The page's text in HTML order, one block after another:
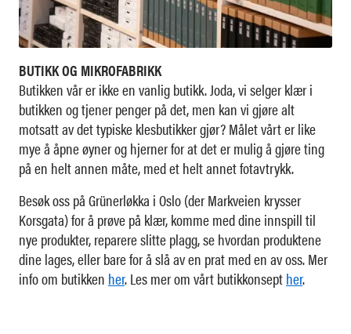
BUTIKK OG MIKROFABRIKK
Butikken vår er ikke en vanlig butikk. Joda, vi selger klær i
butikken og tjener penger på det, men kan vi gjøre alt
motsatt av det typiske klesbutikker gjør? Målet vårt er like
mye å åpne øyner og hjerner for at det er mulig å gjøre ting
på en helt annen måte, med et helt annet fotavtrykk.
Besøk oss på Grünerløkka i Oslo (der Markveien krysser
Korsgata) for å prøve på klær, komme med dine innspill til
nye produkter, reparere slitte plagg, se hvordan produktene
dine lages, eller bare for å slå av en prat med en av oss. Mer
info om butikken her. Les mer om vårt butikkonsepther.